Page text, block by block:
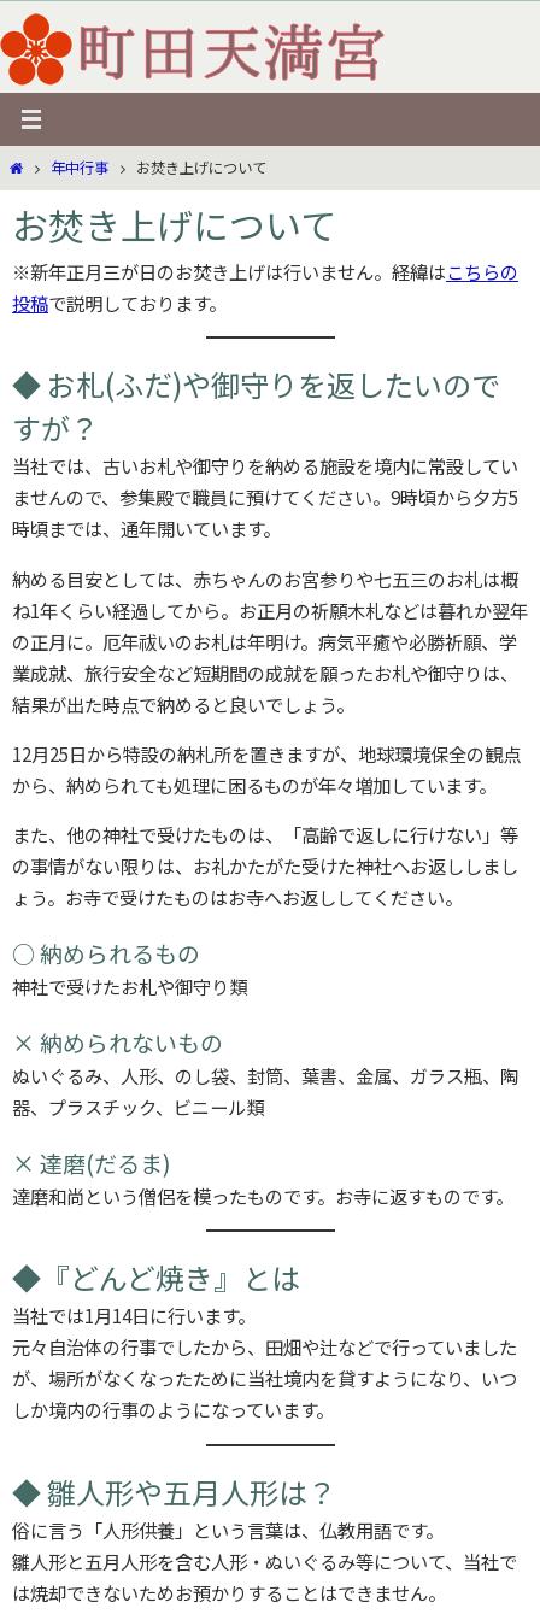
ン
テ
ツ
へ
キ
ッ
プ
ホ
ー
ム
年中行事 お焚き上げについて
お焚き上げについて
※新年正月三が日のお焚き上げは行いません。経緯はこちらの
投稿で説明しております。
◆ お札(ふだ)や御守りを返したいので
すが？
当社では、古いお札や御守りを納める施設を境内に常設してい
ませんので、参集殿で職員に預けてください。9時頃から夕方5
時頃までは、通年開いています。
納める目安としては、赤ちゃんのお宮参りや七五三のお札は概
ね1年くらい経過してから。お正月の祈願木札などは暮れか翌年
の正月に。厄年祓いのお札は年明け。病気平癒や必勝祈願、学
業成就、旅行安全など短期間の成就を願ったお札や御守りは、
結果が出た時点で納めると良いでしょう。
12月25日から特設の納札所を置きますが、地球環境保全の観点
から、納められても処理に困るものが年々増加しています。
また、他の神社で受けたものは、「高齢で返しに行けない」等
の事情がない限りは、お礼かたがた受けた神社へお返ししまし
ょう。お寺で受けたものはお寺へお返ししてください。
○ 納められるもの
神社で受けたお札や御守り類
× 納められないもの
ぬいぐるみ、人形、のし袋、封筒、葉書、金属、ガラス瓶、陶
器、プラスチック、ビニール類
× 達磨(だるま)
達磨和尚という僧侶を模ったものです。お寺に返すものです。
◆『どんど焼き』とは
当社では1月14日に行います。
元々自治体の行事でしたから、田畑や辻などで行っていました
が、場所がなくなったために当社境内を貸すようになり、いつ
しか境内の行事のようになっています。
◆ 雛人形や五月人形は？
俗に言う「人形供養」という言葉は、仏教用語です。
雛人形と五月人形を含む人形・ぬいぐるみ等について、当社で
は焼却できないためお預かりすることはできません。